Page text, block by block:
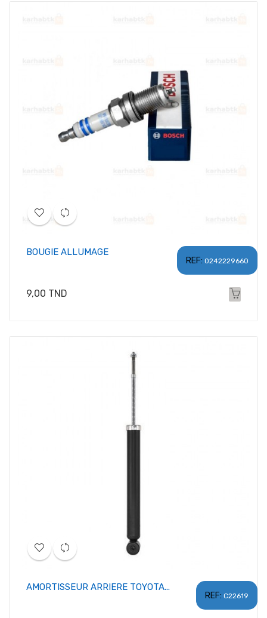
REF: 0242229660
BOUGIE ALLUMAGE
Prix
9,00 TND
REF: C22619
AMORTISSEUR ARRIERE TOYOTA...